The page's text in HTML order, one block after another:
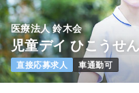
医療法人 鈴木会
児童デイ ひこうせん
直接応募求人 車通勤可